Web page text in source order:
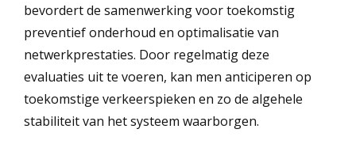
bevordert de samenwerking voor toekomstig
preventief onderhoud en optimalisatie van
netwerkprestaties. Door regelmatig deze
evaluaties uit te voeren, kan men anticiperen op
toekomstige verkeerspieken en zo de algehele
stabiliteit van het systeem waarborgen.